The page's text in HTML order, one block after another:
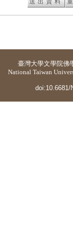
臺灣大學文學院佛
National Taiwan
doi:10.6681/